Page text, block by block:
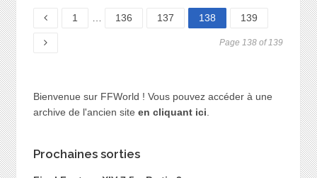
Page
1 Page
136 Page
137 Page
138 Page
139
Page 138 of 139
Bienvenue sur FFWorld ! Vous pouvez accéder à une
archive de l'ancien site en cliquant ici
Prochaines sorties